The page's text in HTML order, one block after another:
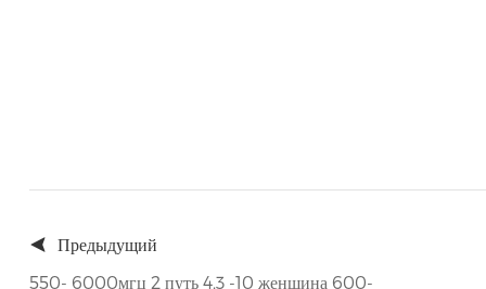
Предыдущий
550- 6000мгц 2 путь 4,3 -10 женщина 600-